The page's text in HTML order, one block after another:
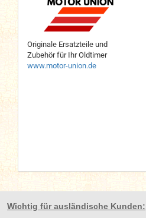
Originale Ersatzteile und
Zubehör für Ihr Oldtimer
www.motor-union.de
Wichtig für ausländische Kunden: